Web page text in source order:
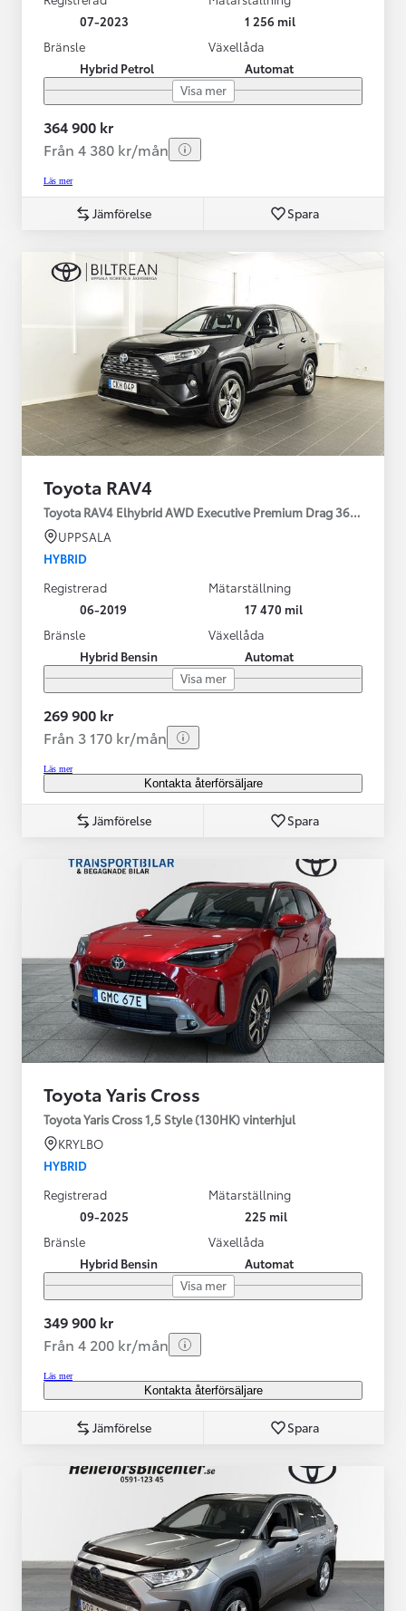
07-2023
1 256 mil
Bränsle
Hybrid Petrol
Växellåda
Automat
Visa mer
364 900 kr
Från 4 380 kr/mån
Läs mer
Jämförelse Spara
Toyota RAV4
Toyota RAV4 Elhybrid AWD Executive Premium Drag 360-kamera
UPPSALA
HYBRID
Registrerad
06-2019
Mätarställning
17 470 mil
Bränsle
Hybrid Bensin
Växellåda
Automat
Visa mer
269 900 kr
Från 3 170 kr/mån
Läs mer
Kontakta återförsäljare
Jämförelse Spara
Toyota Yaris Cross
Toyota Yaris Cross 1,5 Style (130HK) vinterhjul
KRYLBO
HYBRID
Registrerad
09-2025
Mätarställning
225 mil
Bränsle
Hybrid Bensin
Växellåda
Automat
Visa mer
349 900 kr
Från 4 200 kr/mån
Läs mer
Kontakta återförsäljare
Jämförelse Spara